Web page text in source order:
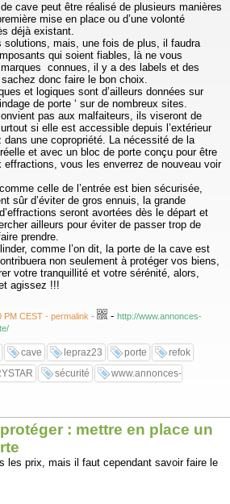
de cave peut être réalisé de plusieurs manières
mise en place ou d’une volonté
déjà existant.
solutions, mais, une fois de plus, il faudra
qui soient fiables, là ne vous
connues, il y a des labels et des
donc faire le bon choix.
et logiques sont d’ailleurs données sur
de porte ‘ sur de nombreux sites.
pas aux malfaiteurs, ils viseront de
si elle est accessible depuis l’extérieur
une copropriété. La nécessité de la
et avec un bloc de porte conçu pour être
effractions, vous les enverrez de nouveau voir
celle de l’entrée est bien sécurisée,
sûr d’éviter de gros ennuis, la grande
seront avortées dès le départ et
ailleurs pour éviter de passer trop de
prendre.
comme l’on dit, la porte de la cave est
non seulement à protéger vos biens,
votre tranquillité et votre sérénité, alors,
agissez !!!
PM CEST - permalink - - http://www.annonces-
cave lepraz23 porte
refok
sécurité
www.annonces-
: mettre en place un
les prix, mais il faut cependant savoir faire le